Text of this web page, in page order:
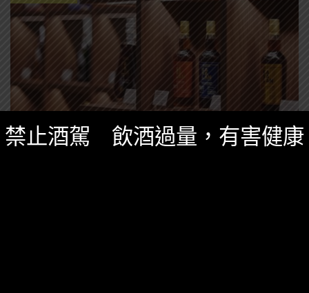
禁止酒駕 飲酒過量，有害健康